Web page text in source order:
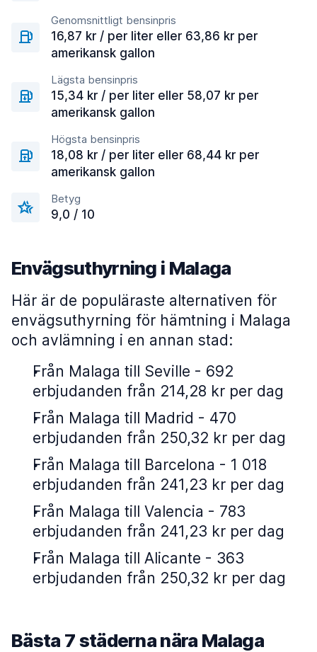
Genomsnittligt bensinpris
16,87 kr / per liter eller 63,86 kr per
amerikansk gallon
Lägsta bensinpris
15,34 kr / per liter eller 58,07 kr per
amerikansk gallon
Högsta bensinpris
18,08 kr / per liter eller 68,44 kr per
amerikansk gallon
Betyg
9,0 / 10
Envägsuthyrning i Malaga
Här är de populäraste alternativen för
envägsuthyrning för hämtning i Malaga
och avlämning i en annan stad:
Från Malaga till Seville - 692
erbjudanden från 214,28 kr per dag
Från Malaga till Madrid - 470
erbjudanden från 250,32 kr per dag
Från Malaga till Barcelona - 1 018
erbjudanden från 241,23 kr per dag
Från Malaga till Valencia - 783
erbjudanden från 241,23 kr per dag
Från Malaga till Alicante - 363
erbjudanden från 250,32 kr per dag
Bästa 7 städerna nära Malaga